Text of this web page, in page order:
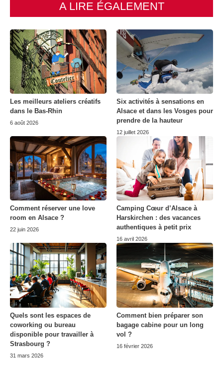
A LIRE ÉGALEMENT
Les meilleurs ateliers créatifs
dans le Bas-Rhin
6 août 2026
Six activités à sensations en
Alsace et dans les Vosges pour
prendre de la hauteur
12 juillet 2026
Comment réserver une love
room en Alsace ?
22 juin 2026
Camping Cœur d’Alsace à
Harskirchen : des vacances
authentiques à petit prix
16 avril 2026
Quels sont les espaces de
coworking ou bureau
disponible pour travailler à
Strasbourg ?
31 mars 2026
Comment bien préparer son
bagage cabine pour un long
vol ?
16 février 2026